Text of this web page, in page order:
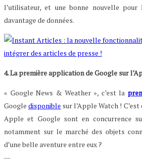
l’utilisateur, et une bonne nouvelle pour
davantage de données.
4. La première application de Google sur
« Google News & Weather », c’est la
Googledisponible sur l’Apple Watch !
Apple et Google sont en concurrence
notamment sur le marché des objets
d’une belle aventure entre eux ?